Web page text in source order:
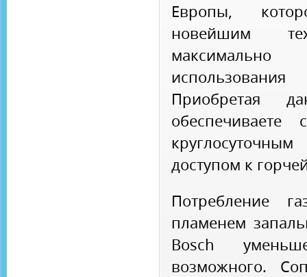
Европы,
новейшим
Приобретая
доступом к
Потребление
пламенем
Bosch
возможного.